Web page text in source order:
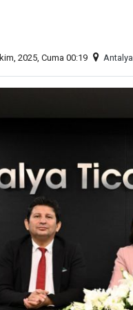
2025, Cuma 00:19 Antalya